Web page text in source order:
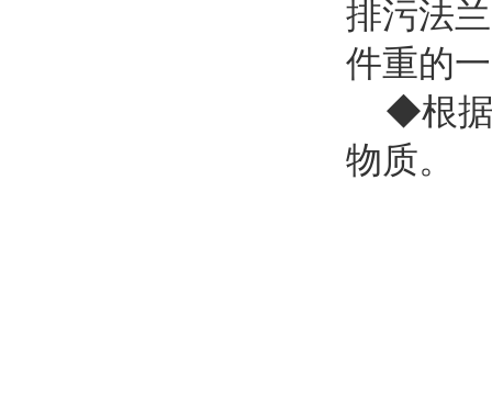
排污法
件重的
◆根据
物质。